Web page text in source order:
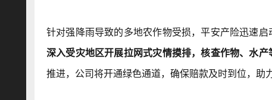
针对强降雨导致的多地农作物受损，平安产险迅速启
深入受灾地区开展拉网式灾情摸排，核查作物、水产
推进，公司将开通绿色通道，确保赔款及时到位，助